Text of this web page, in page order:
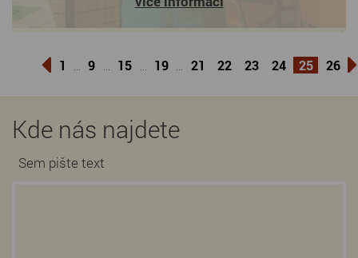
1 9 15 19 21 22 23 24 25 26
Kde nás najdete
Sem pište text